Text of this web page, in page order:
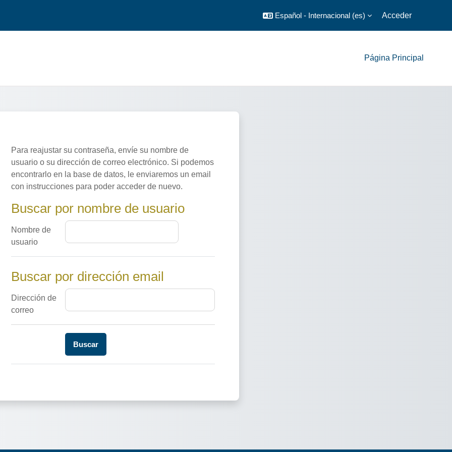
Español - Internacional ‎(es)‎ Acceder
Página Principal
Para reajustar su contraseña, envíe su nombre de
usuario o su dirección de correo electrónico. Si podemos
encontrarlo en la base de datos, le enviaremos un email
con instrucciones para poder acceder de nuevo.
Buscar por nombre de usuario
Buscar por nombre de usuario
Nombre de
usuario
Buscar por dirección email
Buscar por dirección email
Dirección de
correo